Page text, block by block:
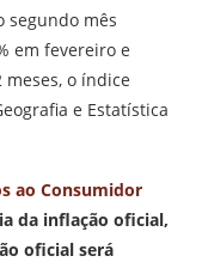
segundo mês
em fevereiro e
meses, o índice
e Estatística
ao Consumidor
da inflação oficial,
oficial será